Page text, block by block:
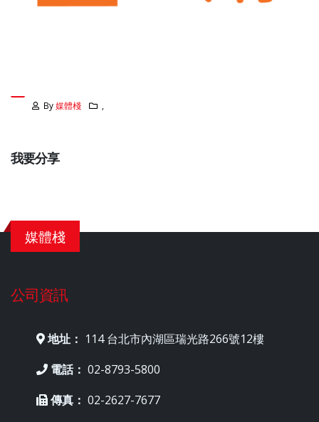
By媒體棧
我要分享
媒體棧
公司資訊
地址： 114 台北市內湖區瑞光路266號12樓
電話： 02-8793-5800
傳真： 02-2627-7677